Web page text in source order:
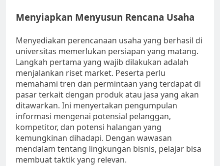
Menyiapkan Menyusun Rencana Usaha
Menyediakan perencanaan usaha yang berhasil di
universitas memerlukan persiapan yang matang.
Langkah pertama yang wajib dilakukan adalah
menjalankan riset market. Peserta perlu
memahami tren dan permintaan yang terdapat di
pasar terkait dengan produk atau jasa yang akan
ditawarkan. Ini menyertakan pengumpulan
informasi mengenai potensial pelanggan,
kompetitor, dan potensi halangan yang
kemungkinan dihadapi. Dengan wawasan
mendalam tentang lingkungan bisnis, pelajar bisa
membuat taktik yang relevan.